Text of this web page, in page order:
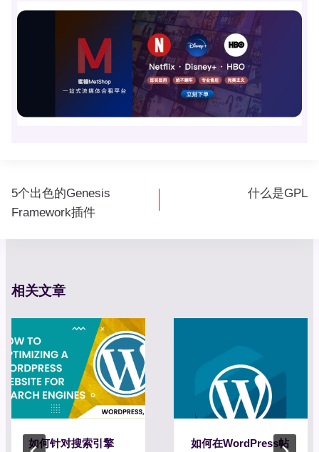
文
章
5个出色的Genesis
Framework插件
什么是GPL
相关文章
如何针对搜索引擎
如何在WordPress帖